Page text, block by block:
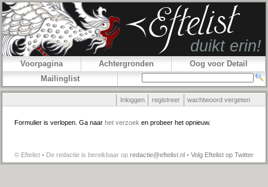
Voorpagina Achtergronden
Oog voor Detail
Mailinglist
Inloggen registreer wachtwoord vergeten
Formulier is verlopen. Ga naar het verzoek en probeer het opnieuw.
© Eftelist • De redactie is bereikbaar op redactie@eftelist.nl • Volg Eftelist op Twitter